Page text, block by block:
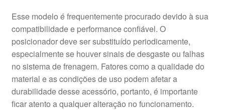
Esse modelo é frequentemente procurado devido à sua
compatibilidade e performance confiável. O
posicionador deve ser substituído periodicamente,
especialmente se houver sinais de desgaste ou falhas
no sistema de frenagem. Fatores como a qualidade do
material e as condições de uso podem afetar a
durabilidade desse acessório, portanto, é importante
ficar atento a qualquer alteração no funcionamento.